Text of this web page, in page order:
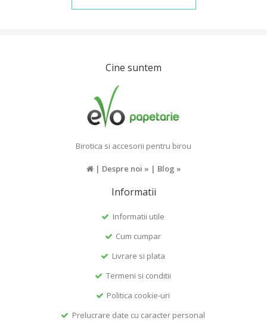
Cine suntem
Birotica si accesorii pentru birou
| Despre noi » | Blog »
Informatii
Informatii utile
Cum cumpar
Livrare si plata
Termeni si conditii
Politica cookie-uri
Prelucrare date cu caracter personal